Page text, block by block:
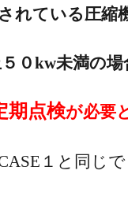
れている圧縮
０kw未満の場
期点検が必要
１と同じ